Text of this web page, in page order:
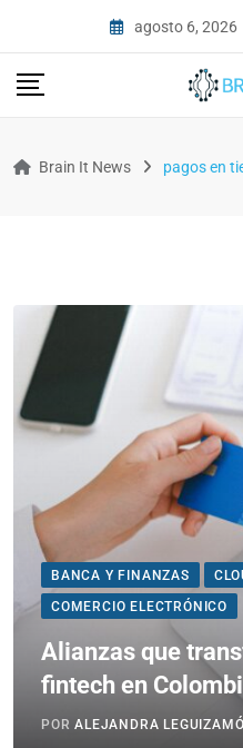
agosto 6, 2026
Brain It News pagos en
BANCA Y FINANZAS
COMERCIO ELECTRÓNICO
Alianzas que
fintech en
PORALEJANDRA